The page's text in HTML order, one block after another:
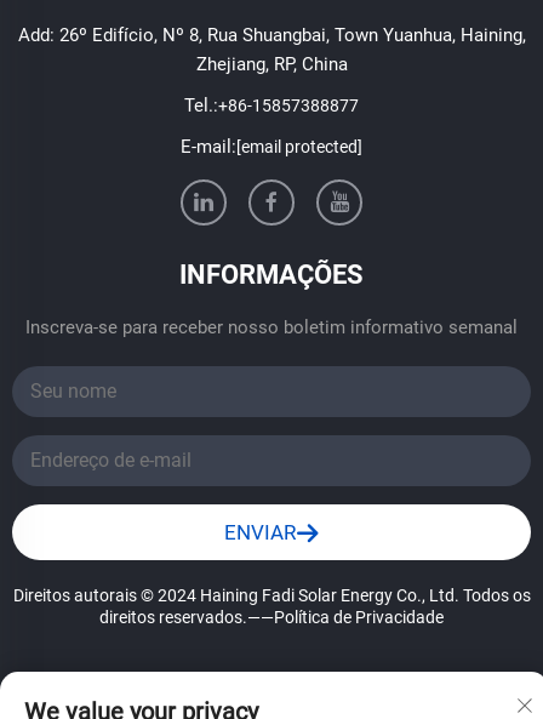
Add: 26º Edifício, Nº 8, Rua Shuangbai, Town Yuanhua, Haining,
Zhejiang, RP, China
Tel.:+86-15857388877
E-mail:[email protected]
INFORMAÇÕES
Inscreva-se para receber nosso boletim informativo semanal
ENVIAR
Direitos autorais © 2024 Haining Fadi Solar Energy Co., Ltd. Todos os
direitos reservados.——Política de Privacidade
We value your privacy